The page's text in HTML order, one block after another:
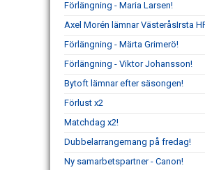
Förlängning - Maria Larsen!
Axel Morén lämnar VästeråsIrsta
Förlängning - Märta Grimerö!
Förlängning - Viktor Johansson!
Bytoft lämnar efter säsongen!
Förlust x2
Matchdag x2!
Dubbelarrangemang på fredag!
Ny samarbetspartner - Canon!